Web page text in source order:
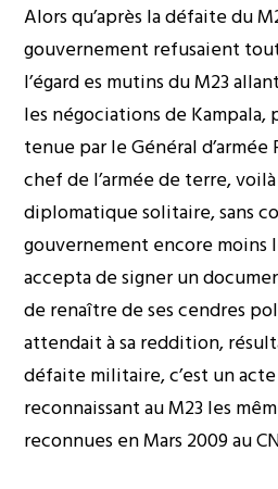
Alors qu’après la défaite du
gouvernement refusaient
l’égard es mutins du M23
les négociations de
tenue par le Général d’armée
chef de l’armée de terre,
diplomatique solitaire, sans
gouvernement encore moins
accepta de signer un
de renaître de ses cendres
attendait à sa reddition,
défaite militaire, c’est un
reconnaissant au M23 les
reconnues en Mars 2009 au